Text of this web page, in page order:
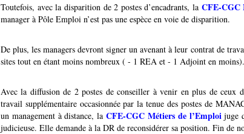
Toutefois, avec la disparition de 2 postes d’encadrants, la CFE-CGC
manager à Pôle Emploi n’est pas une espèce en voie de disparition.
De plus, les managers devront signer un avenant à leur contrat de
sites tout en étant moins nombreux ( - 1 REA et - 1 Adjoint en moins).
Avec la diffusion de 2 postes de conseiller à venir en plus de ceux
travail supplémentaire occasionnée par la tenue des postes de
un management à distance, laCFE-CGC Métiers de l’Emploijuge
judicieuse. Elle demande à la DR de reconsidérer sa position. Fin de